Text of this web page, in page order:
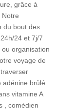
grâce à
Notre
du bout des
24 et 7j/7
ou organisation
voyage de
adénine brûlé
vitamine A
, comédien